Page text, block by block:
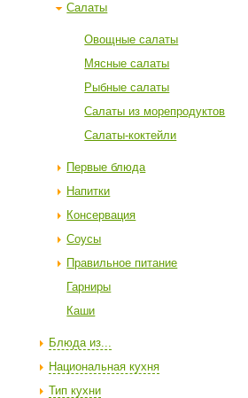
Салаты
Овощные салаты
Мясные салаты
Рыбные салаты
Салаты из морепродуктов
Салаты-коктейли
Первые блюда
Напитки
Консервация
Соусы
Правильное питание
Гарниры
Каши
Блюда из...
Национальная кухня
Тип кухни